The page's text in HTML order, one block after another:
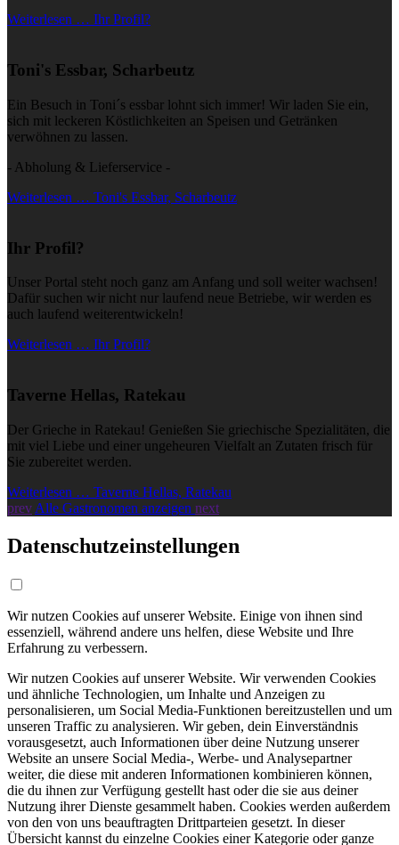
Weiterlesen … Ihr Profil?
Toni's Essbar, Scharbeutz
Ein Besuch in Toni´s essbar lohnt sich immer! Wir laden Sie ein,
sich mit leckeren Köstlichkeiten an Speisen und Getränken
verwöhnen zu lassen.
- Abholung & Lieferservice -
Weiterlesen … Toni's Essbar, Scharbeutz
Ihr Profil?
Unser Portal steht noch ganz am Anfang und soll weiter wachsen!
Dafür suchen wir nicht nur laufend neue Betriebe, wir werden es
auch laufend weiterentwickeln!
Weiterlesen … Ihr Profil?
Taverne Hellas, Ratekau
Der Grieche in Ratekau! Genießen Sie griechische Spezialitäten, die
mit viel Liebe und einer ungeheuren Vielfalt an Zutaten frisch für
Sie zubereitet werden.
Weiterlesen … Taverne Hellas, Ratekau
prev Alle Gastronomen anzeigen next
Datenschutzeinstellungen
Wir nutzen Cookies auf unserer Website. Einige von ihnen sind
essenziell, während andere uns helfen, diese Website und Ihre
Erfahrung zu verbessern.
Wir nutzen Cookies auf unserer Website. Wir verwenden Cookies
und ähnliche Technologien, um Inhalte und Anzeigen zu
personalisieren, um Social Media-Funktionen bereitzustellen und um
unseren Traffic zu analysieren. Wir geben, dein Einverständnis
vorausgesetzt, auch Informationen über deine Nutzung unserer
Website an unsere Social Media-, Werbe- und Analysepartner
weiter, die diese mit anderen Informationen kombinieren können,
die du ihnen zur Verfügung gestellt hast oder die sie aus deiner
Nutzung ihrer Dienste gesammelt haben. Cookies werden außerdem
von den von uns beauftragten Drittparteien gesetzt. In dieser
Übersicht kannst du einzelne Cookies einer Kategorie oder ganze